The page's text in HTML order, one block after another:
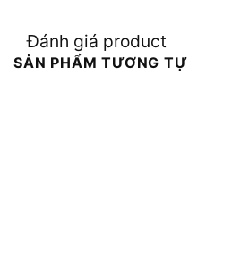
Đánh giá product
SẢN PHẨM TƯƠNG TỰ